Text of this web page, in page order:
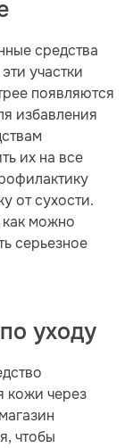
средства
участки
появляются
избавления
их на все
от сухости.
как можно
серьезное
уходу
кожи через
чтобы